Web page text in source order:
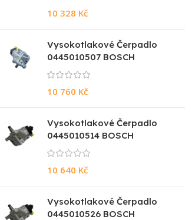
10 328 Kč
Vysokotlakové Čerpadlo
0445010507 BOSCH
10 760 Kč
Vysokotlakové Čerpadlo
0445010514 BOSCH
10 640 Kč
Vysokotlakové Čerpadlo
0445010526 BOSCH